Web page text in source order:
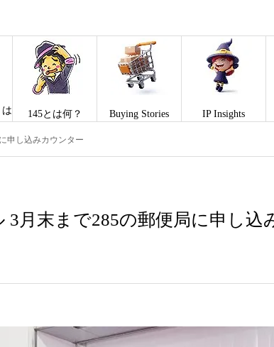
は 145とは何？ Buying Stories IP Insights
申し込みカウンター
3月末まで285の郵便局に申し込